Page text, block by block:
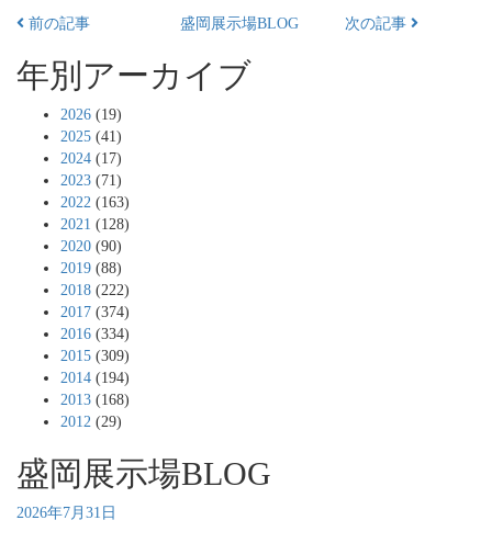
前の記事
盛岡展示場BLOG 次の記事
年別アーカイブ
2026 (19)
2025 (41)
2024 (17)
2023 (71)
2022 (163)
2021 (128)
2020 (90)
2019 (88)
2018 (222)
2017 (374)
2016 (334)
2015 (309)
2014 (194)
2013 (168)
2012 (29)
盛岡展示場BLOG
2026年7月31日